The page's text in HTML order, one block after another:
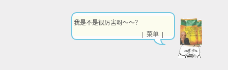
我是不是很厉害呀～～？
| 菜单 |